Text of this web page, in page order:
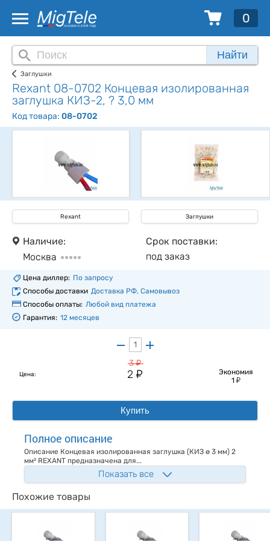
0
Найти
Заглушки
Rexant 08-0702 Концевая изолированная
заглушка КИЗ-2, ? 3,0 мм
Код товара: 08-0702
Rexant Заглушки
Наличие:
Москва
Срок поставки:
под заказ
Цена диллер: По запросу
Способы доставки Доставка РФ, Самовывоз
Способы оплаты: Любой вид платежа
Гарантия: 12 месяцев
Цена:
3у
2у
Экономия
1 у
Купить
Полное описание
Описание Концевая изолированная заглушка (КИЗ ø 3 мм) 2
мм² REXANT предназначена для...
Показать все
Похожие товары